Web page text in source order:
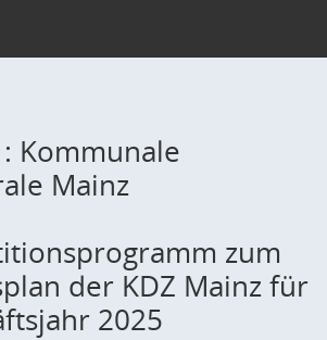
Kommunale
Mainz
zum
der KDZ Mainz für
2025